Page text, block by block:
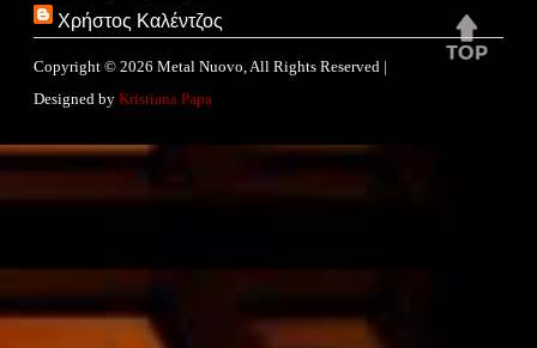
Χρήστος Καλέντζος
Copyright © 2026 Metal Nuovo , All Rights Reserved |
Designed by Kristiana Papa